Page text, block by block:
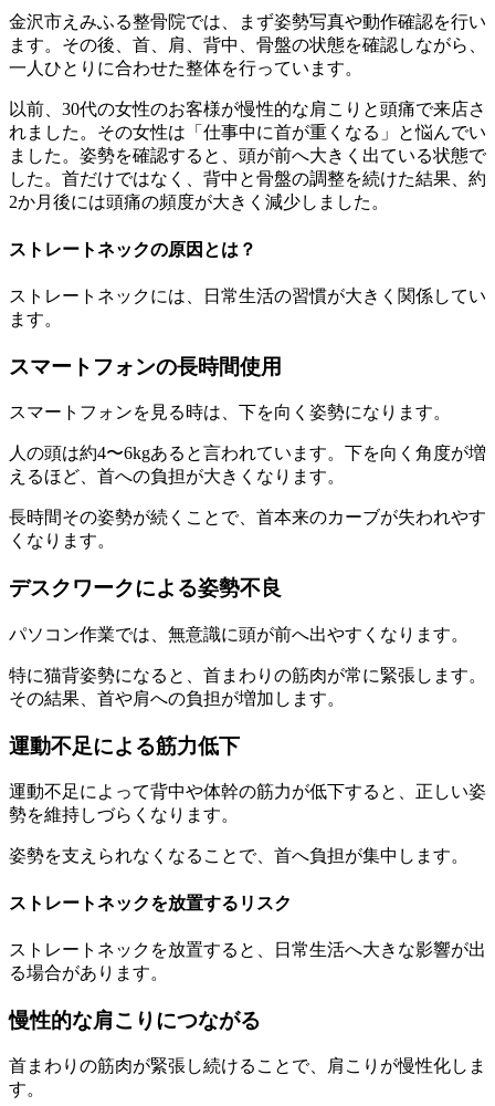
金沢市えみふる整骨院では、まず姿勢写真や動作確認を行い
ます。その後、首、肩、背中、骨盤の状態を確認しながら、
一人ひとりに合わせた整体を行っています。
以前、30代の女性のお客様が慢性的な肩こりと頭痛で来店さ
れました。その女性は「仕事中に首が重くなる」と悩んでい
ました。姿勢を確認すると、頭が前へ大きく出ている状態で
した。首だけではなく、背中と骨盤の調整を続けた結果、約
2か月後には頭痛の頻度が大きく減少しました。
ストレートネックの原因とは？
ストレートネックには、日常生活の習慣が大きく関係してい
ます。
スマートフォンの長時間使用
スマートフォンを見る時は、下を向く姿勢になります。
人の頭は約4〜6kgあると言われています。下を向く角度が増
えるほど、首への負担が大きくなります。
長時間その姿勢が続くことで、首本来のカーブが失われやす
くなります。
デスクワークによる姿勢不良
パソコン作業では、無意識に頭が前へ出やすくなります。
特に猫背姿勢になると、首まわりの筋肉が常に緊張します。
その結果、首や肩への負担が増加します。
運動不足による筋力低下
運動不足によって背中や体幹の筋力が低下すると、正しい姿
勢を維持しづらくなります。
姿勢を支えられなくなることで、首へ負担が集中します。
ストレートネックを放置するリスク
ストレートネックを放置すると、日常生活へ大きな影響が出
る場合があります。
慢性的な肩こりにつながる
首まわりの筋肉が緊張し続けることで、肩こりが慢性化しま
す。